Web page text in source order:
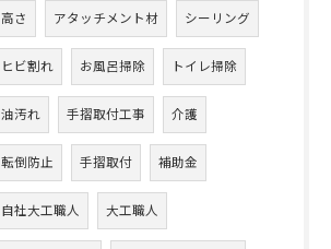
高さ アタッチメント材 シーリング
ヒビ割れ お風呂掃除 トイレ掃除
油汚れ 手摺取付工事 介護
転倒防止 手摺取付 補助金
自社大工職人 大工職人